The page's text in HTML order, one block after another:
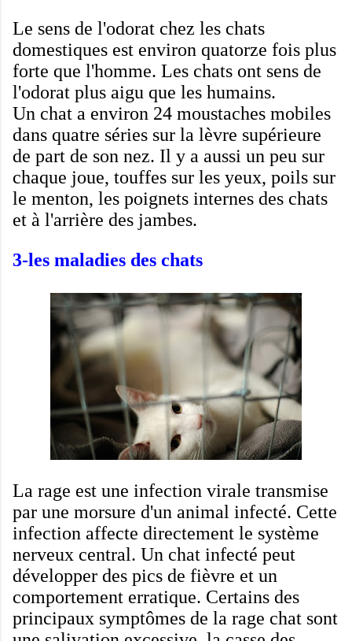
Le sens de l'odorat chez les chats
domestiques est environ quatorze fois plus
forte que l'homme. Les chats ont sens de
l'odorat plus aigu que les humains.
Un chat a environ 24 moustaches mobiles
dans quatre séries sur la lèvre supérieure
de part de son nez. Il y a aussi un peu sur
chaque joue, touffes sur les yeux, poils sur
le menton, les poignets internes des chats
et à l'arrière des jambes.
3-les maladies des chats
La rage est une infection virale transmise
par une morsure d'un animal infecté. Cette
infection affecte directement le système
nerveux central. Un chat infecté peut
développer des pics de fièvre et un
comportement erratique. Certains des
principaux symptômes de la rage chat sont